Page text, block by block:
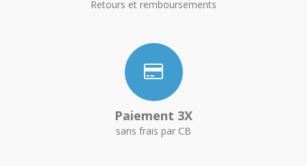
Retours et remboursements
Paiement 3X
sans frais par CB